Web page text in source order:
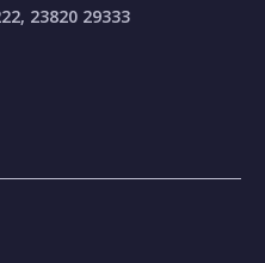
23820 29333